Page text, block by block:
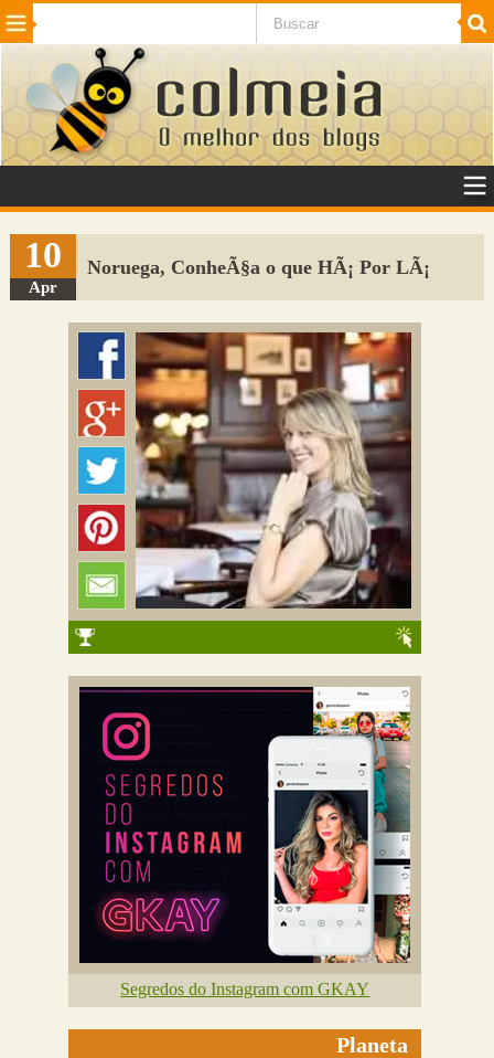
Beleza Cinema e TV
Internet Jogos NotÃ­cias SaÃºde
VeÃ­culos Adulto
Sugerir Link
Adicionar Blog
Colmeia Exchange
Perguntas Frequentes
10
Apr
Noruega, ConheÃ§a o que HÃ¡ Por LÃ¡
Segredos do Instagram com GKAY
Planeta